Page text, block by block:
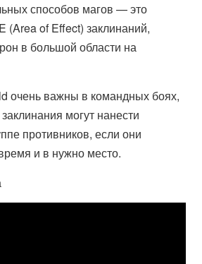
способов магов — это
(Area of Effect) заклинаний,
в большой области на
очень важны в командных боях,
могут нанести
противников, если они
и в нужно место.